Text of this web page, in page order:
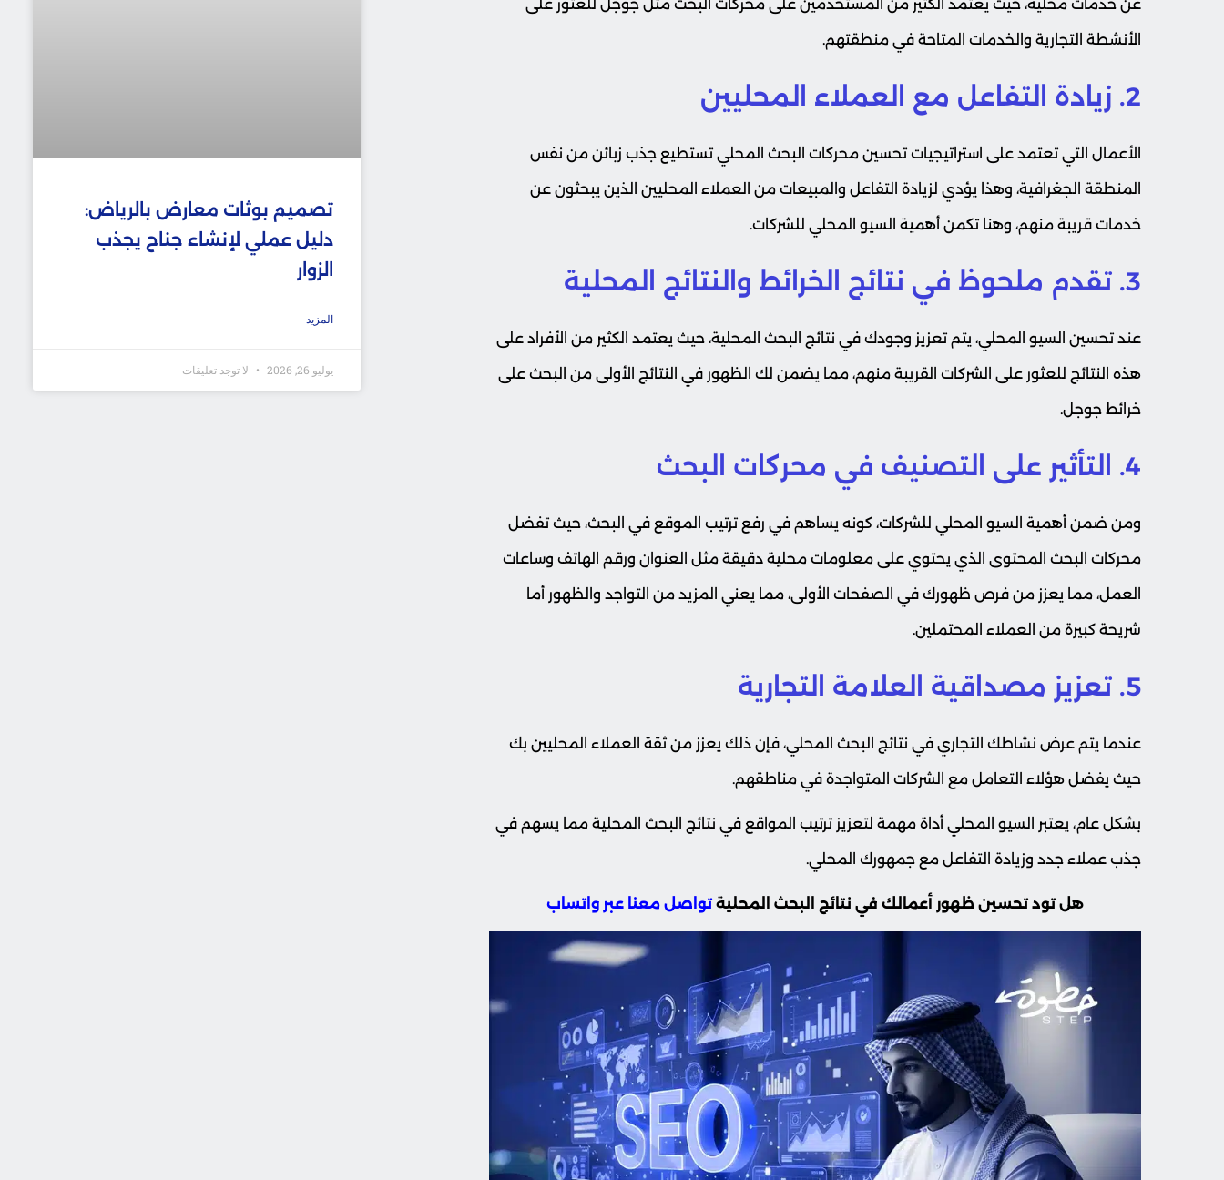
عن خدمات محلية، حيث يعتمد الكثير من المستخدمين على محركات البحث مثل جوجل للعثور على
الأنشطة التجارية والخدمات المتاحة في منطقتهم.
2. زيادة التفاعل مع العملاء المحليين
الأعمال التي تعتمد على استراتيجيات تحسين محركات البحث المحلي تستطيع جذب زبائن من نفس
المنطقة الجغرافية، وهذا يؤدي لزيادة التفاعل والمبيعات من العملاء المحليين الذين يبحثون عن
خدمات قريبة منهم، وهنا تكمن أهمية السيو المحلي للشركات.
3. تقدم ملحوظ في نتائج الخرائط والنتائج المحلية
عند تحسين السيو المحلي، يتم تعزيز وجودك في نتائج البحث المحلية، حيث يعتمد الكثير من الأفراد على
هذه النتائج للعثور على الشركات القريبة منهم، مما يضمن لك الظهور في النتائج الأولى من البحث على
خرائط جوجل.
4. التأثير على التصنيف في محركات البحث
ومن ضمن أهمية السيو المحلي للشركات، كونه يساهم في رفع ترتيب الموقع في البحث، حيث تفضل
محركات البحث المحتوى الذي يحتوي على معلومات محلية دقيقة مثل العنوان ورقم الهاتف وساعات
العمل، مما يعزز من فرص ظهورك في الصفحات الأولى، مما يعني المزيد من التواجد والظهور أما
شريحة كبيرة من العملاء المحتملين.
5. تعزيز مصداقية العلامة التجارية
عندما يتم عرض نشاطك التجاري في نتائج البحث المحلي، فإن ذلك يعزز من ثقة العملاء المحليين بك
حيث يفضل هؤلاء التعامل مع الشركات المتواجدة في مناطقهم.
بشكل عام، يعتبر السيو المحلي أداة مهمة لتعزيز ترتيب المواقع في نتائج البحث المحلية مما يسهم في
جذب عملاء جدد وزيادة التفاعل مع جمهورك المحلي.
هل تود تحسين ظهور أعمالك في نتائج البحث المحلية تواصل معنا عبر واتساب
تصميم بوثات معارض بالرياض:
دليل عملي لإنشاء جناح يجذب
الزوار
المزيد
يوليو 26, 2026 لا توجد تعليقات